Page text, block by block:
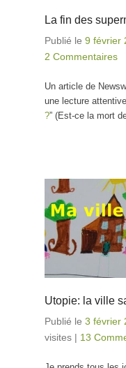
La fin des
Publié le 9 février
2 Commentaires
Un article de
une lecture
?” (Est-ce la mort
Utopie: la ville
Publié le 3 février
visites | 13